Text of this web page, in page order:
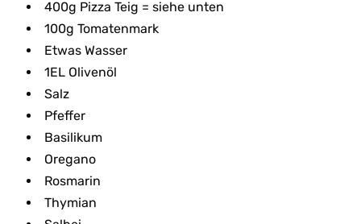
400g Pizza Teig = siehe unten
100g Tomatenmark
Etwas Wasser
1EL Olivenöl
Salz
Pfeffer
Basilikum
Oregano
Rosmarin
Thymian